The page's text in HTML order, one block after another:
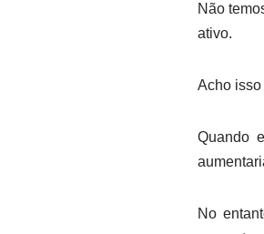
Não
ativo.
Acho
Quando
No